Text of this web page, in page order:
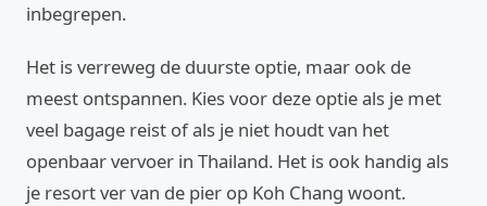
inbegrepen.
Het is verreweg de duurste optie, maar ook de
meest ontspannen. Kies voor deze optie als je met
veel bagage reist of als je niet houdt van het
openbaar vervoer in Thailand. Het is ook handig als
je resort ver van de pier op Koh Chang woont.